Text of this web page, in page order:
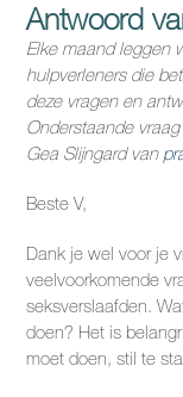
Antwoord
Elke maand leggen
hulpverleners die
deze vragen en
Onderstaande
Gea Slijngard van
Beste V,
Dank je wel voor je
veelvoorkomende
seksverslaafden.
doen? Het is
moet doen, stil te